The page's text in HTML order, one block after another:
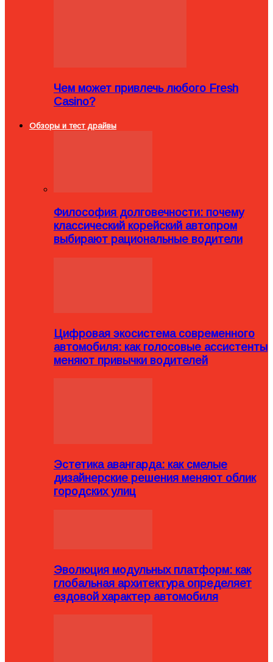
Чем может привлечь любого Fresh
Casino?
Обзоры и тест драйвы
Философия долговечности: почему
классический корейский автопром
выбирают рациональные водители
Цифровая экосистема современного
автомобиля: как голосовые ассистенты
меняют привычки водителей
Эстетика авангарда: как смелые
дизайнерские решения меняют облик
городских улиц
Эволюция модульных платформ: как
глобальная архитектура определяет
ездовой характер автомобиля